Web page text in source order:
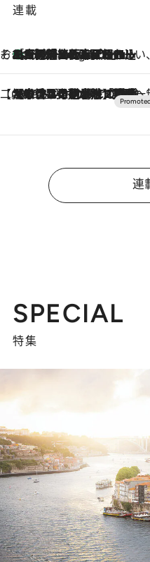
連載
そおだよおこの関西おいしい、おやつ紀行9 Hours Ago
［大阪府箕面市］一皿一皿目の前で仕上げられる、料理を巧みに組み込んだアシェットデセールコース「ミチル アシェット デセール（Michiru assiette dessert）」
【CREA×星野リゾート】唯一無二。癒しと発見が待つ場所へ
2026.8.7
【トンボの足水浴】ヒノキの香りに包まれて涼感マックス！約13℃の湧水かけ流しを避暑地「星野温泉 トンボの湯」で体験
連
SPECIAL
特集